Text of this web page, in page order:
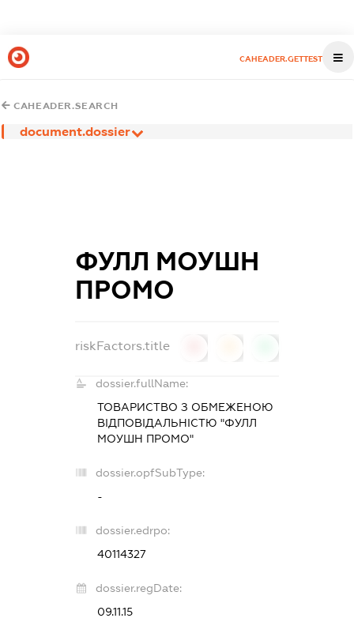
CAHEADER.GETTEST
CAHEADER.SEARCH
document.dossier
ФУЛЛ МОУШН
ПРОМО
riskFactors.title
dossier.fullName:
ТОВАРИСТВО З ОБМЕЖЕНОЮ
ВІДПОВІДАЛЬНІСТЮ "ФУЛЛ
МОУШН ПРОМО"
dossier.opfSubType:
-
dossier.edrpo:
40114327
dossier.regDate:
09.11.15